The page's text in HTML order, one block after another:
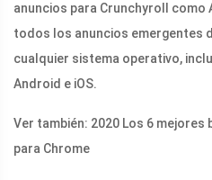
anuncios para Crunchyroll como
todos los anuncios emergentes
cualquier sistema operativo,
Android e iOS.
Ver también: 2020 Los 6
para Chrome